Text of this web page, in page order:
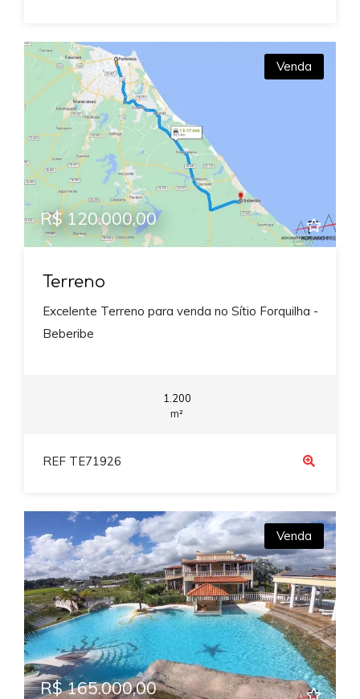
Venda
R$ 120.000,00
Terreno
Excelente Terreno para venda no Sítio Forquilha -
Beberibe
1.200
m²
REF TE71926
Venda
R$ 165.000,00